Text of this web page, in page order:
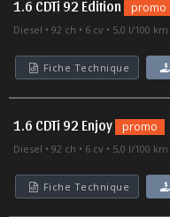
1.6 CDTi 92 Edition promo
Diesel 92 ch 6 cv 5,0 l/100 km
Fiche Technique
1.6 CDTi 92 Enjoy promo
Diesel 92 ch 6 cv 5,0 l/100 km
Fiche Technique